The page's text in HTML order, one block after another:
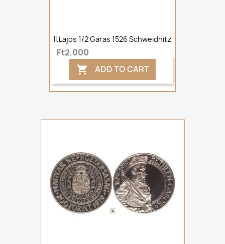
II.Lajos 1/2 Garas 1526 Schweidnitz
Ft2,000
 ADD TO CART